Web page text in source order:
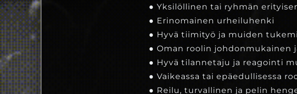
● Yksilöllinen tai ryhmän
● Erinomainen urheiluhenki
● Hyvä tiimityö ja muiden
● Oman roolin johdonmukainen
● Hyvä tilannetaju ja reagointi
● Vaikeassa tai epäedullisessa
● Reilu, turvallinen ja pelin